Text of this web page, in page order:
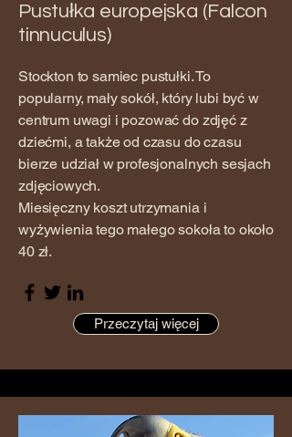
Pustułka europejska (Falcon
tinnuculus)
Stockton to samiec pustułki. To
popularny, mały sokół, który lubi być w
centrum uwagi i pozować do zdjęć z
dziećmi, a także od czasu do czasu
bierze udział w profesjonalnych sesjach
zdjęciowych.
Miesięczny koszt utrzymania i
wyżywienia tego małego sokoła to około
40 zł.
Przeczytaj więcej